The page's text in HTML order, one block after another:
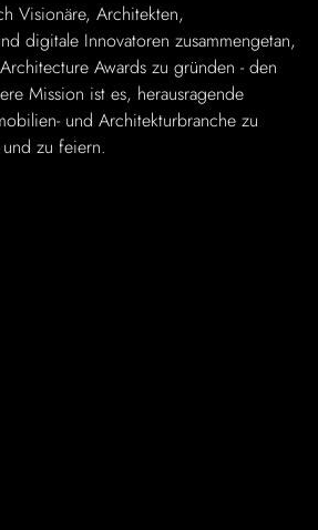
Visionäre, Architekten,
digitale Innovatoren zusammengetan,
Awards zu gründen - den
Mission ist es, herausragende
und Architekturbranche zu
zu feiern.